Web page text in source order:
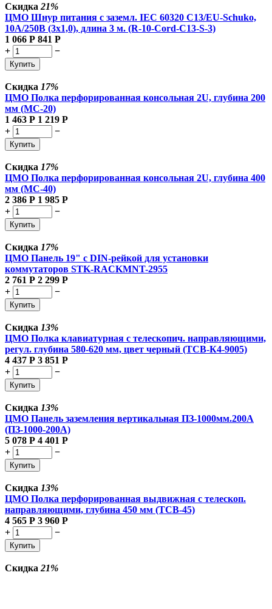
Скидка 21%
ЦМО Шнур питания с заземл. IEC 60320 C13/EU-Schuko,
10А/250В (3x1,0), длина 3 м. (R-10-Cord-C13-S-3)
1 066 Р 841 Р
+
−
Купить
Скидка 17%
ЦМО Полка перфорированная консольная 2U, глубина 200
мм (МС-20)
1 463 Р 1 219 Р
+
−
Купить
Скидка 17%
ЦМО Полка перфорированная консольная 2U, глубина 400
мм (МС-40)
2 386 Р 1 985 Р
+
−
Купить
Скидка 17%
ЦМО Панель 19" с DIN-рейкой для установки
коммутаторов STK-RACKMNT-2955
2 761 Р 2 299 Р
+
−
Купить
Скидка 13%
ЦМО Полка клавиатурная с телескопич. направляющими,
регул. глубина 580-620 мм, цвет черный (ТСВ-К4-9005)
4 437 Р 3 851 Р
+
−
Купить
Скидка 13%
ЦМО Панель заземления вертикальная ПЗ-1000мм.200А
(ПЗ-1000-200А)
5 078 Р 4 401 Р
+
−
Купить
Скидка 13%
ЦМО Полка перфорированная выдвижная с телескоп.
направляющими, глубина 450 мм (ТСВ-45)
4 565 Р 3 960 Р
+
−
Купить
Скидка 21%